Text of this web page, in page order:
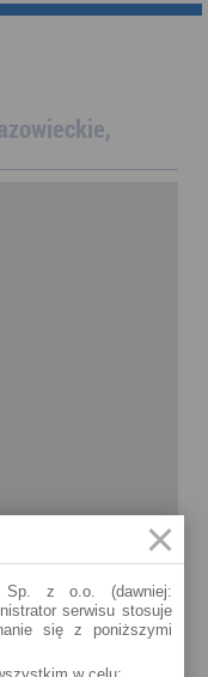
Sp. z o.o. (dawniej:
serwisu stosuje
się z poniższymi